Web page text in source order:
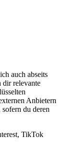
auch abseits
dir relevante
Anbietern
du deren
TikTok